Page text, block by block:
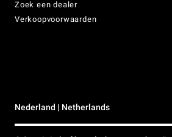
Zoek een dealer
Verkoopvoorwaarden
Nederland | Netherlands